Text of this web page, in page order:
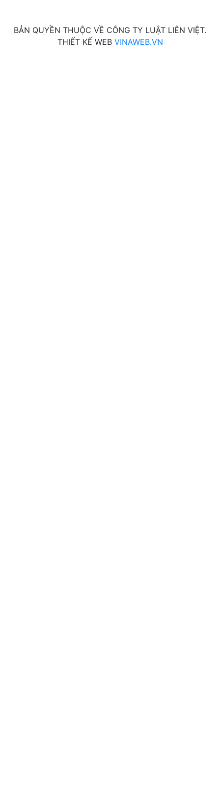
BẢN QUYỀN THUỘC VỀ CÔNG TY LUẬT LIÊN VIỆT.
THIẾT KẾ WEB VINAWEB.VN